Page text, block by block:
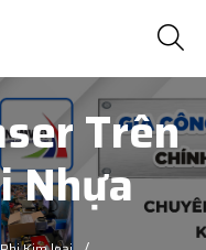
Trên
Nhựa